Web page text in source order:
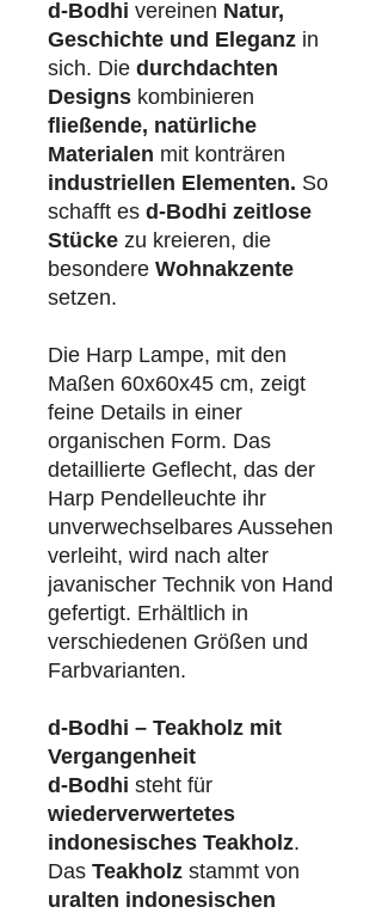
d-Bodhi vereinen Natur,
Geschichte und Eleganz in
sich. Die durchdachten
Designs kombinieren
fließende, natürliche
Materialen mit konträren
industriellen Elementen. So
schafft es d-Bodhi zeitlose
Stücke zu kreieren, die
besondere Wohnakzente
setzen.
Die Harp Lampe, mit den
Maßen 60x60x45 cm, zeigt
feine Details in einer
organischen Form. Das
detaillierte Geflecht, das der
Harp Pendelleuchte ihr
unverwechselbares Aussehen
verleiht, wird nach alter
javanischer Technik von Hand
gefertigt. Erhältlich in
verschiedenen Größen und
Farbvarianten.
d-Bodhi – Teakholz mit
Vergangenheit
d-Bodhi steht für
wiederverwertetes
indonesisches Teakholz.
Das Teakholz stammt von
uralten indonesischen